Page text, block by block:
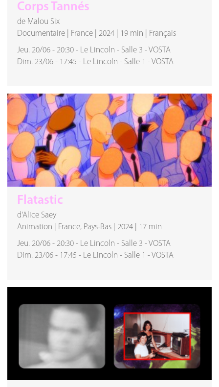
Corps Tannés
de Malou Six
Documentaire
France 2024 19 min
Français
Jeu. 20/06 - 20:30 - Le Lincoln - Salle 3 -VOSTA
Dim. 23/06 - 17:45 - Le Lincoln - Salle 1 -VOSTA
Flatastic
d'Alice Saey
Animation
France, Pays-Bas 2024
17 min
Jeu. 20/06 - 20:30 - Le Lincoln - Salle 3 -VOSTA
Dim. 23/06 - 17:45 - Le Lincoln - Salle 1 -VOSTA